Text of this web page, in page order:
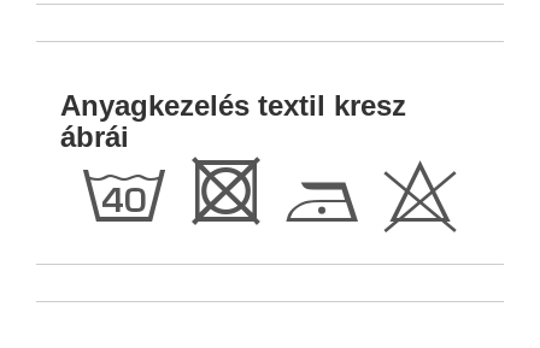
Anyagkezelés textil kresz
ábrái
h R D H